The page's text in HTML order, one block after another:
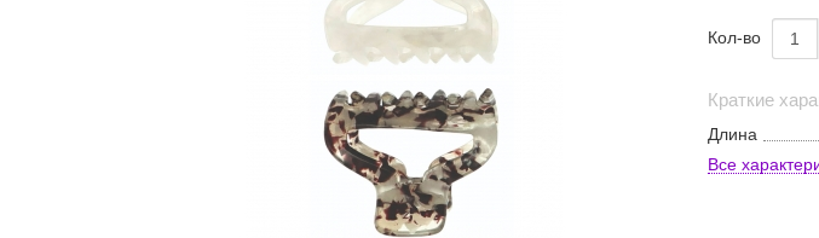
Кол-во
Краткие
Длина
Все